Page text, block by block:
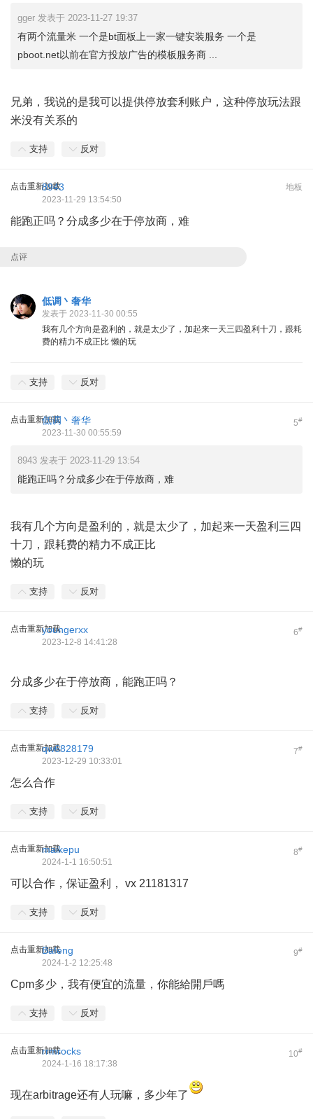
gger 发表于 2023-11-27 19:37
有两个流量米 一个是bt面板上一家一键安装服务 一个是
pboot.net以前在官方投放广告的模板服务商 ...
兄弟，我说的是我可以提供停放套利账户，这种停放玩法跟
米没有关系的
支持 反对
点击重新加载 地板
8943
2023-11-29 13:54:50
能跑正吗？分成多少在于停放商，难
点评
低调丶奢华
发表于 2023-11-30 00:55
我有几个方向是盈利的，就是太少了，加起来一天三四盈利十刀，跟耗
费的精力不成正比 懒的玩
支持 反对
点击重新加载 5#
低调丶奢华
2023-11-30 00:55:59
8943 发表于 2023-11-29 13:54
能跑正吗？分成多少在于停放商，难
我有几个方向是盈利的，就是太少了，加起来一天盈利三四
十刀，跟耗费的精力不成正比
懒的玩
支持 反对
点击重新加载 6#
youngerxx
2023-12-8 14:41:28
分成多少在于停放商，能跑正吗？
支持 反对
点击重新加载 7#
qw6828179
2023-12-29 10:33:01
怎么合作
支持 反对
点击重新加载 8#
maikepu
2024-1-1 16:50:51
可以合作，保证盈利， vx 21181317
支持 反对
点击重新加载 9#
Bafeng
2024-1-2 12:25:48
Cpm多少，我有便宜的流量，你能給開戶嗎
支持 反对
点击重新加载 10#
rrmrocks
2024-1-16 18:17:38
现在arbitrage还有人玩嘛，多少年了